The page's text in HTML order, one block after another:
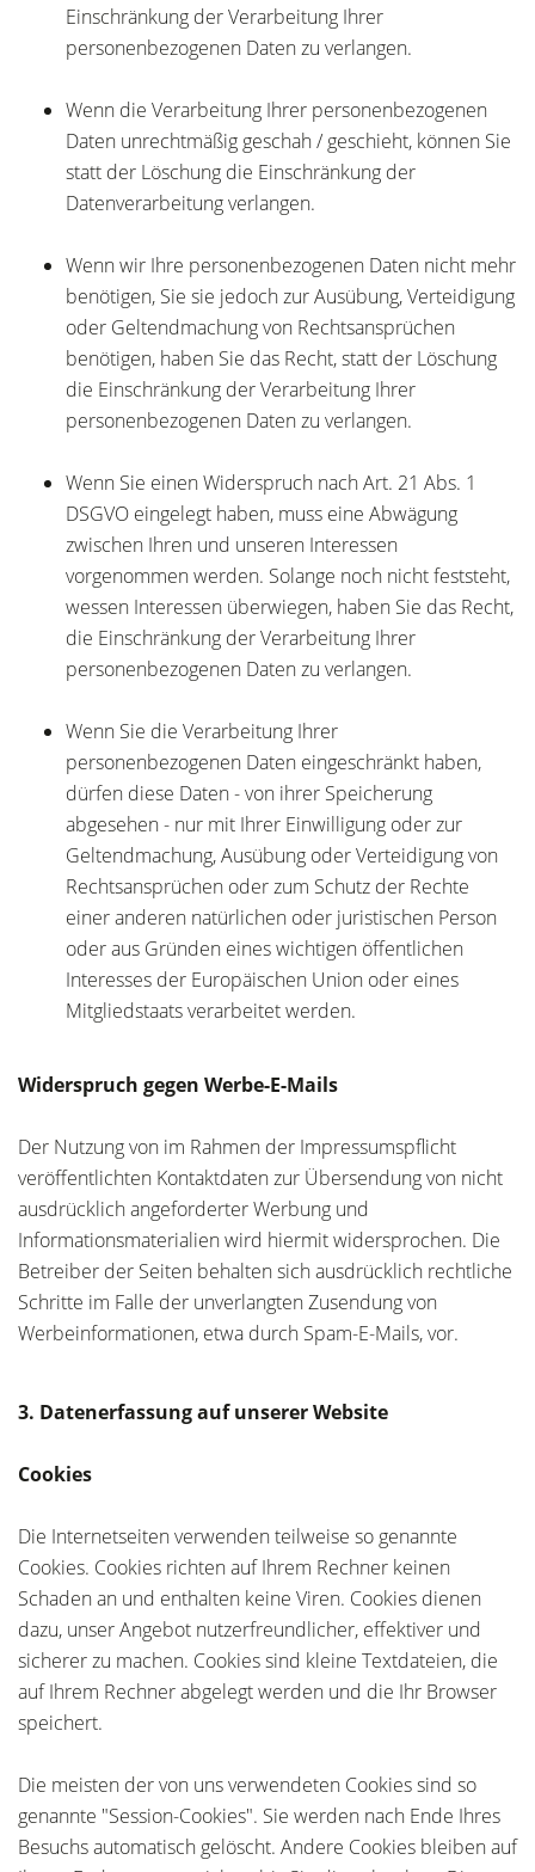
Einschränkung der Verarbeitung Ihrer
personenbezogenen Daten zu verlangen.
Wenn die Verarbeitung Ihrer personenbezogenen
Daten unrechtmäßig geschah / geschieht, können Sie
statt der Löschung die Einschränkung der
Datenverarbeitung verlangen.
Wenn wir Ihre personenbezogenen Daten nicht mehr
benötigen, Sie sie jedoch zur Ausübung, Verteidigung
oder Geltendmachung von Rechtsansprüchen
benötigen, haben Sie das Recht, statt der Löschung
die Einschränkung der Verarbeitung Ihrer
personenbezogenen Daten zu verlangen.
Wenn Sie einen Widerspruch nach Art. 21 Abs. 1
DSGVO eingelegt haben, muss eine Abwägung
zwischen Ihren und unseren Interessen
vorgenommen werden. Solange noch nicht feststeht,
wessen Interessen überwiegen, haben Sie das Recht,
die Einschränkung der Verarbeitung Ihrer
personenbezogenen Daten zu verlangen.
Wenn Sie die Verarbeitung Ihrer
personenbezogenen Daten eingeschränkt haben,
dürfen diese Daten - von ihrer Speicherung
abgesehen - nur mit Ihrer Einwilligung oder zur
Geltendmachung, Ausübung oder Verteidigung von
Rechtsansprüchen oder zum Schutz der Rechte
einer anderen natürlichen oder juristischen Person
oder aus Gründen eines wichtigen öffentlichen
Interesses der Europäischen Union oder eines
Mitgliedstaats verarbeitet werden.
Widerspruch gegen Werbe-E-Mails
Der Nutzung von im Rahmen der Impressumspflicht
veröffentlichten Kontaktdaten zur Übersendung von nicht
ausdrücklich angeforderter Werbung und
Informationsmaterialien wird hiermit widersprochen. Die
Betreiber der Seiten behalten sich ausdrücklich rechtliche
Schritte im Falle der unverlangten Zusendung von
Werbeinformationen, etwa durch Spam-E-Mails, vor.
3. Datenerfassung auf unserer Website
Cookies
Die Internetseiten verwenden teilweise so genannte
Cookies. Cookies richten auf Ihrem Rechner keinen
Schaden an und enthalten keine Viren. Cookies dienen
dazu, unser Angebot nutzerfreundlicher, effektiver und
sicherer zu machen. Cookies sind kleine Textdateien, die
auf Ihrem Rechner abgelegt werden und die Ihr Browser
speichert.
Die meisten der von uns verwendeten Cookies sind so
genannte "Session-Cookies". Sie werden nach Ende Ihres
Besuchs automatisch gelöscht. Andere Cookies bleiben auf